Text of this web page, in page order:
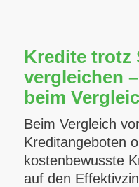
Kredite trotz
vergleichen
beim
Beim Vergleich
Kreditangeboten
kostenbewusste
auf den